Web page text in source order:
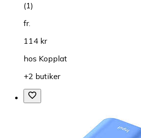
(1)
fr.
114 kr
hos Kopplat
+2 butiker